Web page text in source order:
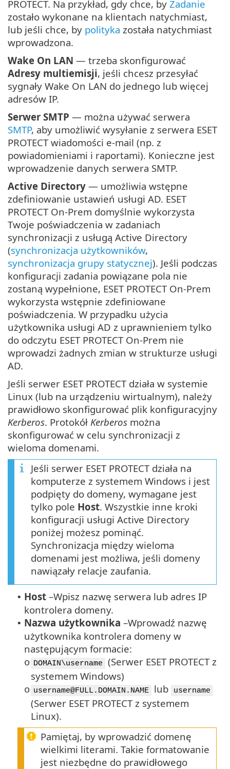
PROTECT. Na przykład, gdy chce, by Zadanie
zostało wykonane na klientach natychmiast,
lub jeśli chce, by polityka została natychmiast
wprowadzona.
Wake On LAN — trzeba skonfigurować
Adresy multiemisji, jeśli chcesz przesyłać
sygnały Wake On LAN do jednego lub więcej
adresów IP.
Serwer SMTP — można używać serwera
SMTP, aby umożliwić wysyłanie z serwera ESET
PROTECT wiadomości e-mail (np. z
powiadomieniami i raportami). Konieczne jest
wprowadzenie danych serwera SMTP.
Active Directory — umożliwia wstępne
zdefiniowanie ustawień usługi AD. ESET
PROTECT On-Prem domyślnie wykorzysta
Twoje poświadczenia w zadaniach
synchronizacji z usługą Active Directory
(synchronizacja użytkowników,
synchronizacja grupy statycznej). Jeśli podczas
konfiguracji zadania powiązane pola nie
zostaną wypełnione, ESET PROTECT On-Prem
wykorzysta wstępnie zdefiniowane
poświadczenia. W przypadku użycia
użytkownika usługi AD z uprawnieniem tylko
do odczytu ESET PROTECT On-Prem nie
wprowadzi żadnych zmian w strukturze usługi
AD.
Jeśli serwer ESET PROTECT działa w systemie
Linux (lub na urządzeniu wirtualnym), należy
prawidłowo skonfigurować plik konfiguracyjny
Kerberos. Protokół Kerberos można
skonfigurować w celu synchronizacji z
wieloma domenami.
Jeśli serwer ESET PROTECT działa na
komputerze z systemem Windows i jest
podpięty do domeny, wymagane jest
tylko pole Host. Wszystkie inne kroki
konfiguracji usługi Active Directory
poniżej możesz pominąć.
Synchronizacja między wieloma
domenami jest możliwa, jeśli domeny
nawiązały relacje zaufania.
• Host –Wpisz nazwę serwera lub adres IP
kontrolera domeny.
• Nazwa użytkownika –Wprowadź nazwę
użytkownika kontrolera domeny w
następującym formacie:
o DOMAIN\username
(Serwer ESET PROTECT z
systemem Windows)
o username@FULL.DOMAIN.NAME lub username
(Serwer ESET PROTECT z systemem
Linux).
Pamiętaj, by wprowadzić domenę
wielkimi literami. Takie formatowanie
jest niezbędne do prawidłowego